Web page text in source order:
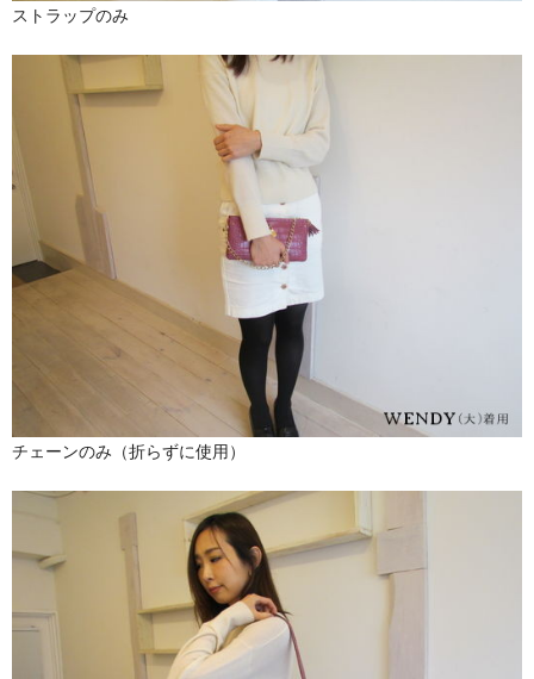
ストラップのみ
チェーンのみ（折らずに使用）